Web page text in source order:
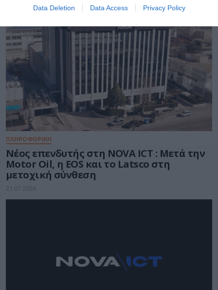
Data Deletion Data Access Privacy Policy
ΠΛΗΡΟΦΟΡΙΚΗ
Νέος επενδυτής στη NOVA ICT : Μετά την
Motor Oil, η EOS και το Latsco στη
μετοχική σύνθεση
21.07.2026